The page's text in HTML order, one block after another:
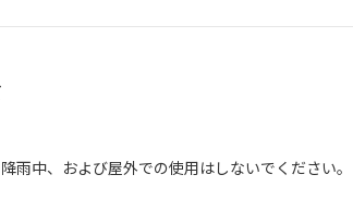
雨中、および屋外での使用はしないでください。